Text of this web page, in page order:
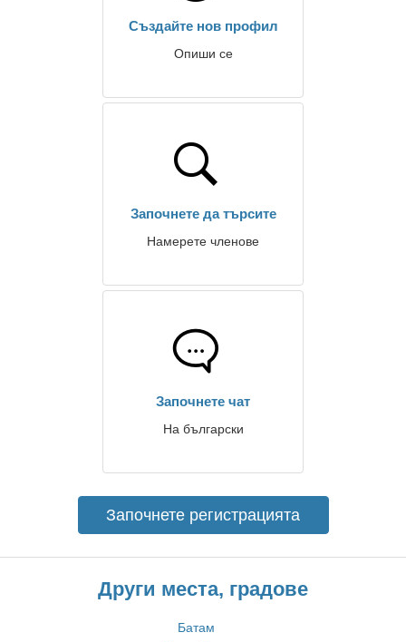
Създайте нов профил
Опиши се
Започнете да търсите
Намерете членове
Започнете чат
На български
Започнете регистрацията
Други места, градове
Батам